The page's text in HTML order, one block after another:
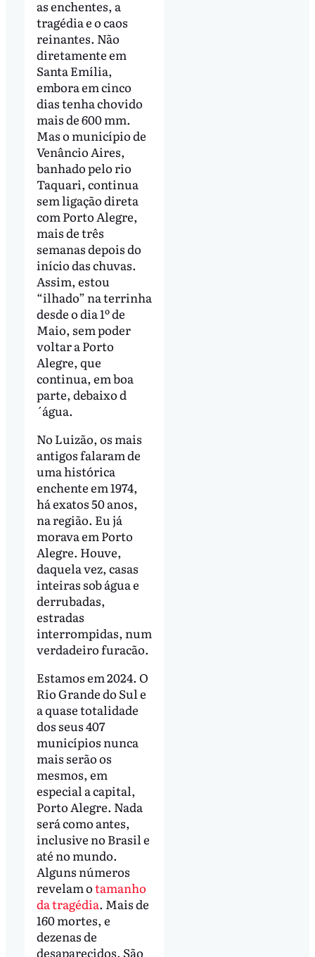
as enchentes, a
tragédia e o caos
reinantes. Não
diretamente em
Santa Emília,
embora em cinco
dias tenha chovido
mais de 600 mm.
Mas o município de
Venâncio Aires,
banhado pelo rio
Taquari, continua
sem ligação direta
com Porto Alegre,
mais de três
semanas depois do
início das chuvas.
Assim, estou
“ilhado” na terrinha
desde o dia 1º de
Maio, sem poder
voltar a Porto
Alegre, que
continua, em boa
parte, debaixo d
´água.
No Luizão, os mais
antigos falaram de
uma histórica
enchente em 1974,
há exatos 50 anos,
na região. Eu já
morava em Porto
Alegre. Houve,
daquela vez, casas
inteiras sob água e
derrubadas,
estradas
interrompidas, num
verdadeiro furacão.
Estamos em 2024. O
Rio Grande do Sul e
a quase totalidade
dos seus 407
municípios nunca
mais serão os
mesmos, em
especial a capital,
Porto Alegre. Nada
será como antes,
inclusive no Brasil e
até no mundo.
Alguns números
revelam otamanho
da tragédia. Mais de
160 mortes, e
dezenas de
desaparecidos. São